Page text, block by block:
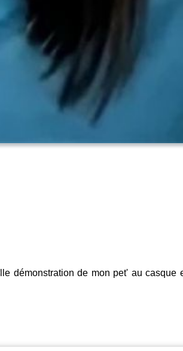
démonstration de mon pet' au casque